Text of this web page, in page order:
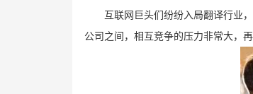
互联网巨头们纷纷入局翻译行业
公司之间，相互竞争的压力非常大，